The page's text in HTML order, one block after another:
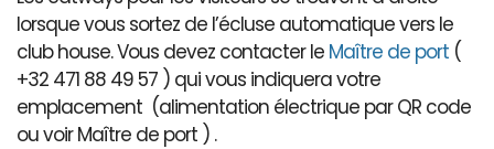
lorsque vous sortez de l’écluse automatique vers le
club house. Vous devez contacter le Maître de port (
+32 471 88 49 57 ) qui vous indiquera votre
emplacement (alimentation électrique par QR code
ou voir Maître de port ) .